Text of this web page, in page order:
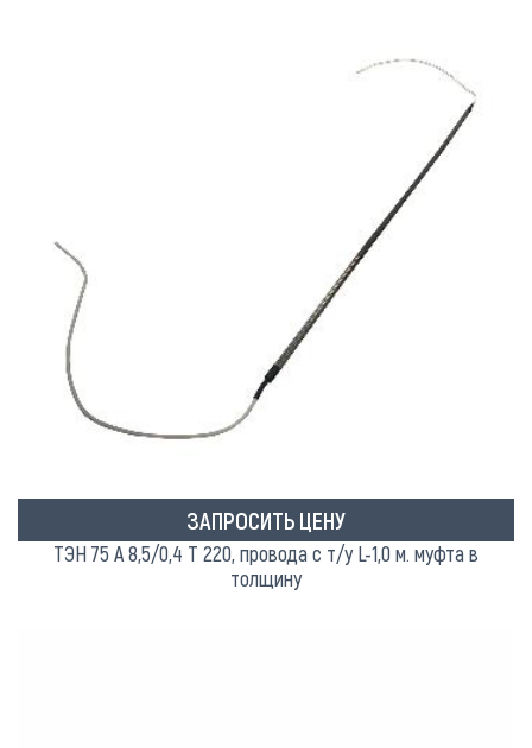
ЗАПРОСИТЬ ЦЕНУ
ТЭН 75 А 8,5/0,4 Т 220, провода с т/у L-1,0 м. муфта в
толщину